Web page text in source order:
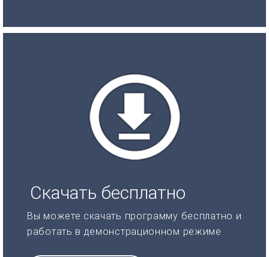
Скачать бесплатно
Вы можете скачать программу бесплатно и
работать в демонстрационном режиме